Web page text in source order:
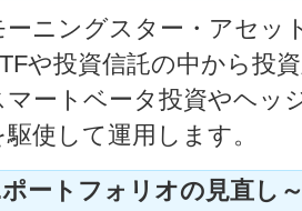
ーニングスター・アセッ
や投資信託の中から投
マートベータ投資やヘッ
駆使して運用します。
ートフォリオの見直し